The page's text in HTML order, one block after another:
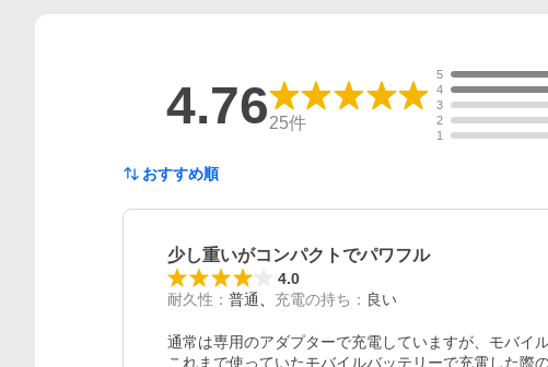
4.7625件
5
4
3
2
1
おすすめ順
少し重いがコンパクトでパワフル
4.0
耐久性 ： 普通 充電の持ち ： 良い
通常は専用のアダプターで充電していますが、モバイ
これまで使っていたモバイルバッテリーで充電した際